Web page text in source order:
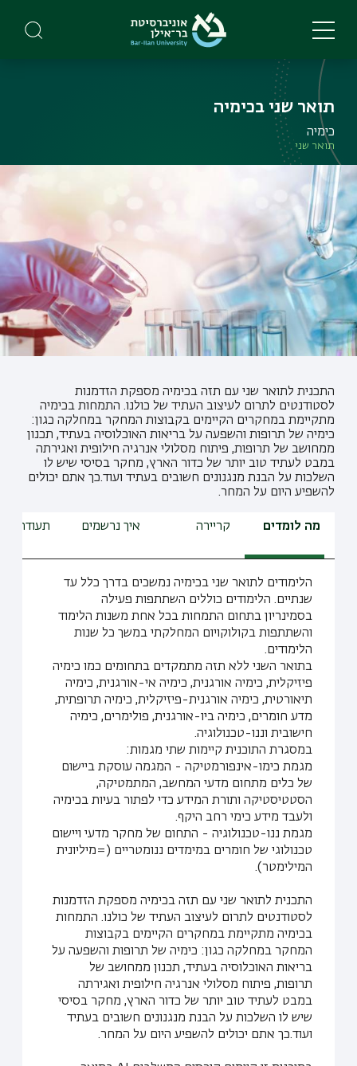
main
תואר שני בכימיה
כימיה
תואר שני
התכנית לתואר שני עם תזה בכימיה מספקת הזדמנות
לסטודנטים לתרום לעיצוב העתיד של כולנו. התמחות בכימיה
מתקיימת במחקרים הקיימים בקבוצות המחקר במחלקה כגון:
כימיה של תרופות והשפעה על בריאות האוכלוסיה בעתיד, תכנון
ממחושב של תרופות, פיתוח מסלולי אנרגיה חילופית ואגירתה
במבט לעתיד טוב יותר של כדור הארץ, מחקר בסיסי שיש לו
השלכות על הבנת מנגנונים חשובים בעתיד ועוד.כך אתם יכולים
להשפיע היום על המחר.
מה לומדים קריירה איך נרשמים תעודת
הלימודים לתואר שני בכימיה נמשכים בדרך כלל עד
שנתיים. הלימודים כוללים השתתפות פעילה
בסמינריון בתחום התמחות בכל אחת משנות הלימוד
והשתתפות בקולוקויום המחלקתי במשך כל שנות
הלימודים.
בתואר השני ללא תזה מתמקדים בתחומים כמו כימיה
פיזיקלית, כימיה אורגנית, כימיה אי-אורגנית, כימיה
תיאורטית, כימיה אורגנית-פיזיקלית, כימיה תרופתית,
מדע חומרים, כימיה ביו-אורגנית, פולימרים, כימיה
חישובית וננו-טכנולוגיה.
במסגרת התוכנית קיימות שתי מגמות:
מגמת כימו-אינפורמטיקה - המגמה עוסקת ביישום
של כלים מתחום מדעי המחשב, המתמטיקה,
הסטטיסטיקה ותורת המידע כדי לפתור בעיות בכימיה
ולעבד מידע כימי רחב היקף.
מגמת ננו-טכנולוגיה - התחום של מחקר מדעי ויישום
טכנולוגי של חומרים במימדים ננומטריים (=מיליונית
המילימטר).
התכנית לתואר שני עם תזה בכימיה מספקת הזדמנות
לסטודנטים לתרום לעיצוב העתיד של כולנו. התמחות
בכימיה מתקיימת במחקרים הקיימים בקבוצות
המחקר במחלקה כגון: כימיה של תרופות והשפעה על
בריאות האוכלוסיה בעתיד, תכנון ממחושב של
תרופות, פיתוח מסלולי אנרגיה חילופית ואגירתה
במבט לעתיד טוב יותר של כדור הארץ, מחקר בסיסי
שיש לו השלכות על הבנת מנגנונים חשובים בעתיד
ועוד.כך אתם יכולים להשפיע היום על המחר.